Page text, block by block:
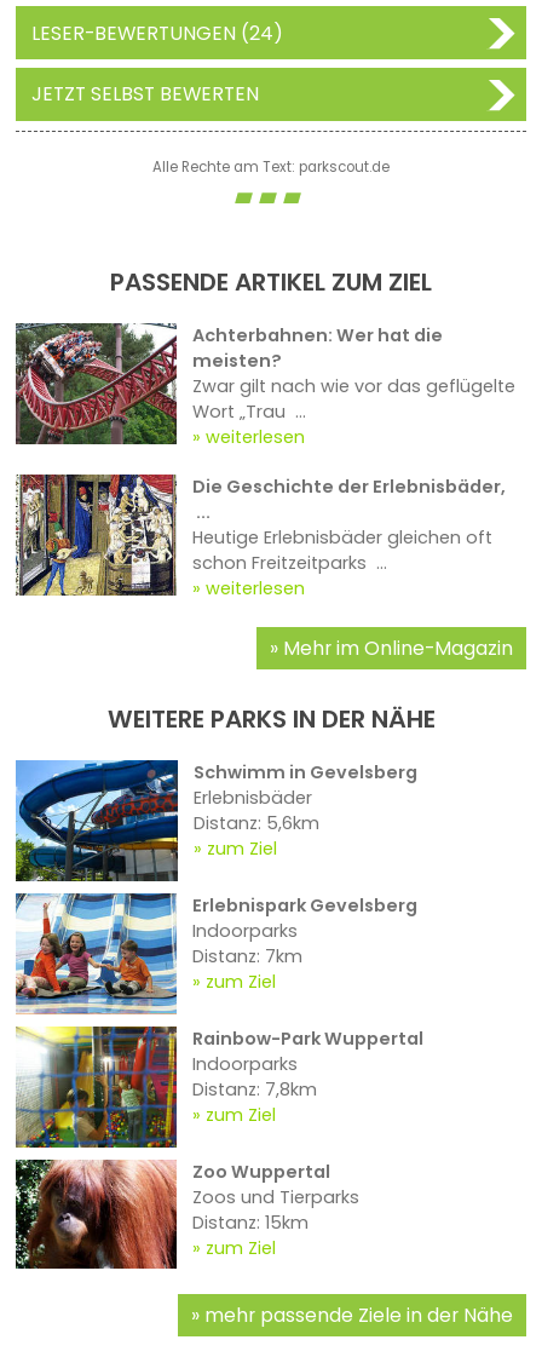
LESER-BEWERTUNGEN (24)
JETZT SELBST BEWERTEN
Alle Rechte am Text: parkscout.de
PASSENDE ARTIKEL ZUM ZIEL
Achterbahnen: Wer hat die
meisten?
Zwar gilt nach wie vor das geflügelte
Wort „Trau ...
weiterlesen
Die Geschichte der Erlebnisbäder,
...
Heutige Erlebnisbäder gleichen oft
schon Freitzeitparks ...
weiterlesen
Mehr im Online-Magazin
WEITERE PARKS IN DER NÄHE
Schwimm in Gevelsberg
Erlebnisbäder
Distanz: 5,6km
zum Ziel
Erlebnispark Gevelsberg
Indoorparks
Distanz: 7km
zum Ziel
Rainbow-Park Wuppertal
Indoorparks
Distanz: 7,8km
zum Ziel
Zoo Wuppertal
Zoos und Tierparks
Distanz: 15km
zum Ziel
mehr passende Ziele in der Nähe